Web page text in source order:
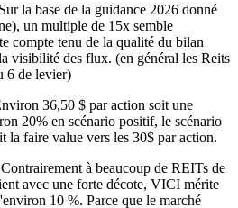
Sur la base de la guidance 2026 donné
un multiple de 15x semble
compte tenu de la qualité du bilan
visibilité des flux. (en général les Reits
6 de levier)
36,50 $ par action soit une
20% en scénario positif, le scénario
la faire value vers les 30$ par action.
Contrairement à beaucoup de REITs de
avec une forte décote, VICI mérite
10 %. Parce que le marché